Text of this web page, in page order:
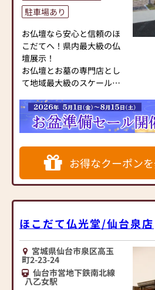
テージタイプなど多くのモ
ます。全国の有名仏壇メーカ
ーのお仏壇を幅広く扱って
いるので、店頭にない商品も
カタログからお選びいただ
き、取り寄せて現物を確認可
能です。また、モダン仏壇に
合うお位牌のご用意もござ
います。その他、念珠・線
香・ローソク等も豊富に取
り揃えております。
■安心のアフターサービス
最適なお仏壇のご提案はも
ちろん、お客様の状況・環
案を行えるよう努めており
ます。ご購入後も末永くご利
用いただくためにアフター
フォローも行っております。
例えば、お仏壇の電球が切
れてしまった時など、仏事の
駐車場あり
お仏壇なら安心と信頼のほ
こだてへ！県内最大級の仏
壇展示！
お仏壇とお墓の専門店とし
て地域最大級のスケールで
店内には１５０本以上のお
仏壇をゆったりとディスプ
レーした「ショールーム」
型の店舗です。
◆仏壇展示本数は１５０本
以上◆
て仏光堂だからできる品揃
えと価格を実現しています。
仙台太白店の品揃えはエリ
アNO.1です。
お仏壇はもちろん、お線香
やろうそくなどの小物の品
お得なクーポン
ほこだて仏光堂/仙台泉店
宮城県仙台市泉区高玉
町2-23-24
仙台市営地下鉄南北線
八乙女駅